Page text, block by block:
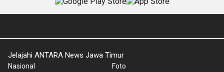
Jelajahi ANTARA News Jawa Timur
Nasional Foto